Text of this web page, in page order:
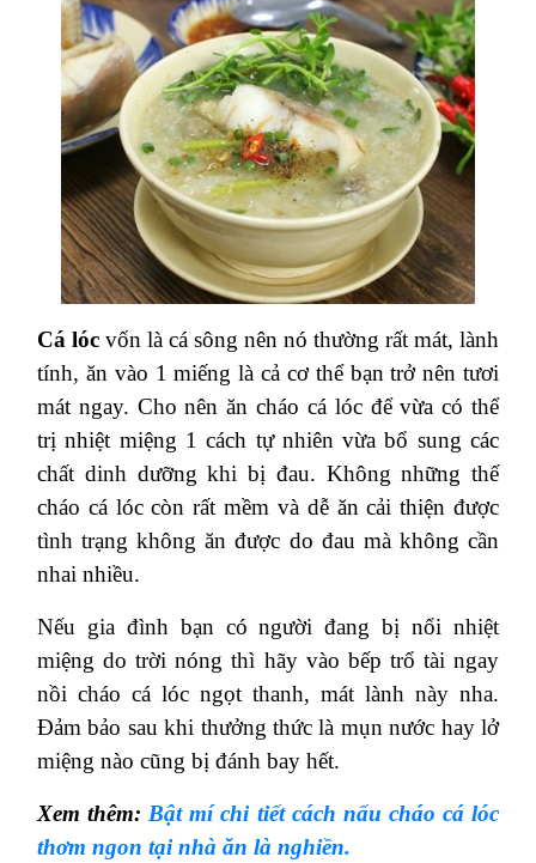
Cá lóc vốn là cá sông nên nó thường rất mát, lành
tính, ăn vào 1 miếng là cả cơ thể bạn trở nên tươi
mát ngay. Cho nên ăn cháo cá lóc để vừa có thể
trị nhiệt miệng 1 cách tự nhiên vừa bổ sung các
chất dinh dưỡng khi bị đau. Không những thế
cháo cá lóc còn rất mềm và dễ ăn cải thiện được
tình trạng không ăn được do đau mà không cần
nhai nhiều.
Nếu gia đình bạn có người đang bị nổi nhiệt
miệng do trời nóng thì hãy vào bếp trổ tài ngay
nồi cháo cá lóc ngọt thanh, mát lành này nha.
Đảm bảo sau khi thưởng thức là mụn nước hay lở
miệng nào cũng bị đánh bay hết.
Xem thêm: Bật mí chi tiết cách nấu cháo cá lóc
thơm ngon tại nhà ăn là nghiền.